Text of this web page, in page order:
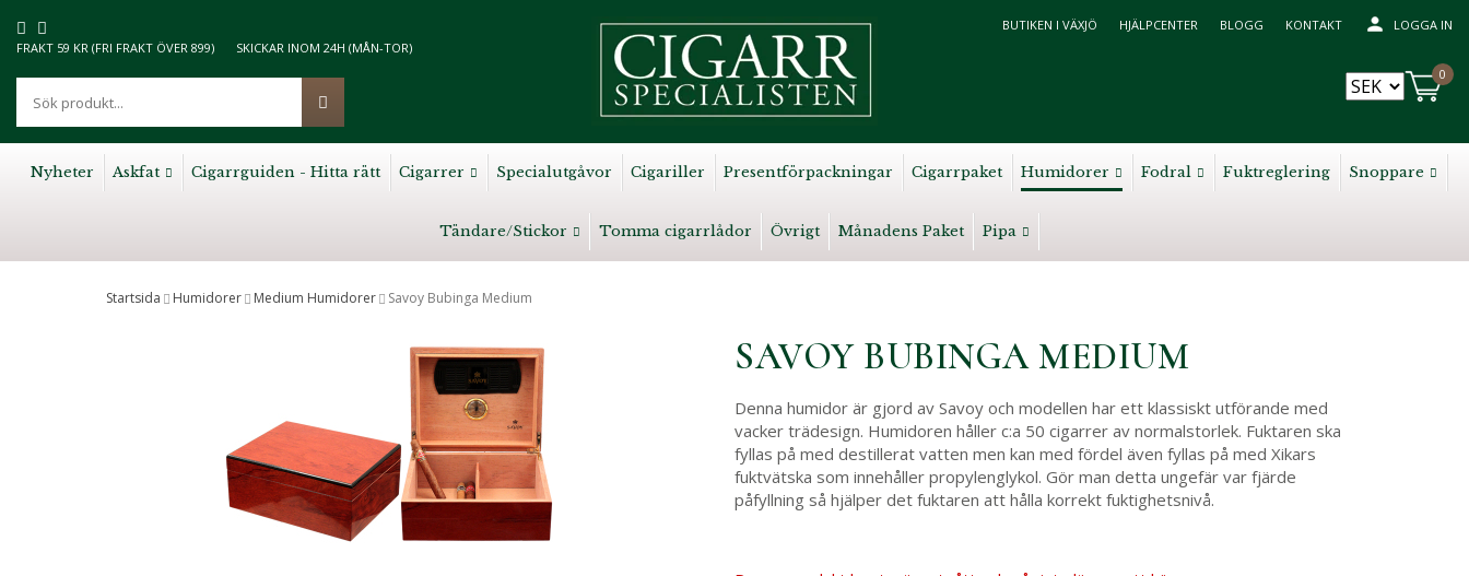
FRAKT 59 KR (FRI FRAKT ÖVER 899) SKICKAR INOM 24H (MÅN-TOR)
BUTIKEN I VÄXJÖ HJÄLPCENTER BLOGG KONTAKT LOGGA IN
0
Nyheter Askfat Cigarrguiden - Hitta rätt Cigarrer Specialutgåvor Cigariller Presentförpackningar Cigarrpaket Humidorer Fodral Fuktreglering Snoppare
Tändare/Stickor Tomma cigarrlådor Övrigt Månadens Paket Pipa
Startsida Humidorer Medium Humidorer Savoy Bubinga Medium
SAVOY BUBINGA MEDIUM
Denna humidor är gjord av Savoy och modellen har ett klassiskt utförande med
vacker trädesign. Humidoren håller c:a 50 cigarrer av normalstorlek. Fuktaren ska
fyllas på med destillerat vatten men kan med fördel även fyllas på med Xikars
fuktvätska som innehåller propylenglykol. Gör man detta ungefär var fjärde
påfyllning så hjälper det fuktaren att hålla korrekt fuktighetsnivå.